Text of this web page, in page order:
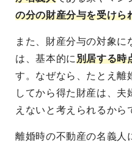
の分の財産分与を受けら
また、財産分与の対象に
は、基本的に別居する時
す。なぜなら、たとえ離
してから得た財産は、
えないと考えられるから
離婚時の不動産の名義人